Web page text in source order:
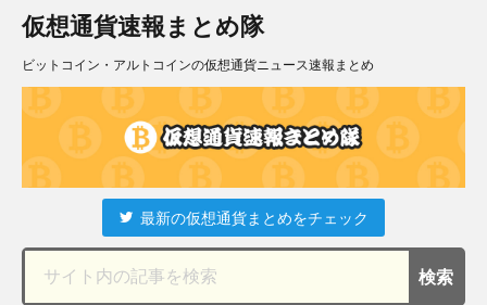
仮想通貨速報まとめ隊
ビットコイン・アルトコインの仮想通貨ニュース速報まとめ
最新の仮想通貨まとめをチェック